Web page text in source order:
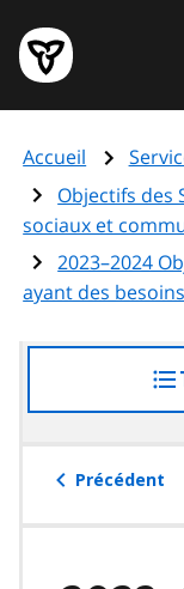
au
contenu
principal
Page
d'accueil
de
l'Ontario
Accueil
Objectifs des
sociaux et
2023–2024
ayant des
Précédent